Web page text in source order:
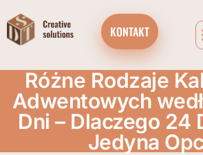
KONTAKT
Różne Rodzaje
Adwentowych
Dni – Dlaczego 24
Jedyna